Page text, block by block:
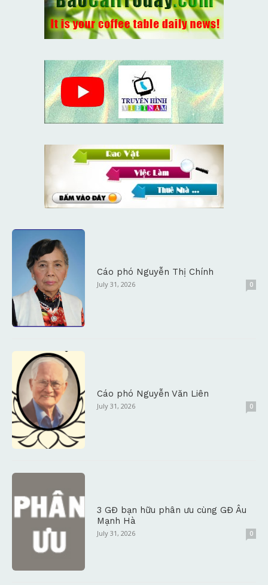
Cáo phó Nguyễn Thị Chính
July 31, 2026 0
Cáo phó Nguyễn Văn Liên
July 31, 2026 0
3 GĐ bạn hữu phân ưu cùng GĐ Âu
Mạnh Hà
July 31, 2026 0